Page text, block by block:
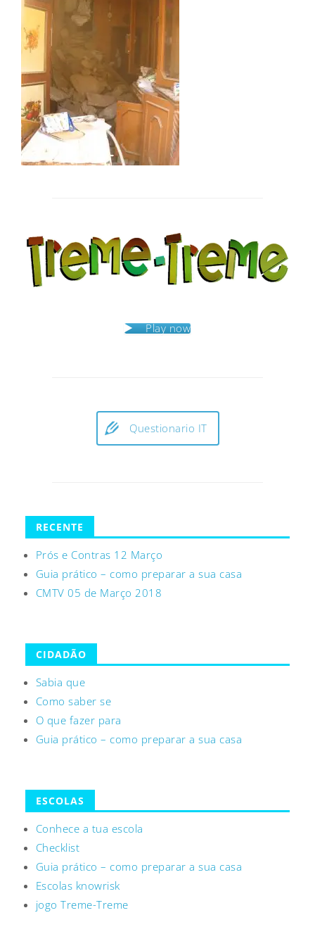
Play now
Questionario IT
RECENTE
Prós e Contras 12 Março
Guia prático – como preparar a sua casa
CMTV 05 de Março 2018
CIDADÃO
Sabia que
Como saber se
O que fazer para
Guia prático – como preparar a sua casa
ESCOLAS
Conhece a tua escola
Checklist
Guia prático – como preparar a sua casa
Escolas knowrisk
jogo Treme-Treme